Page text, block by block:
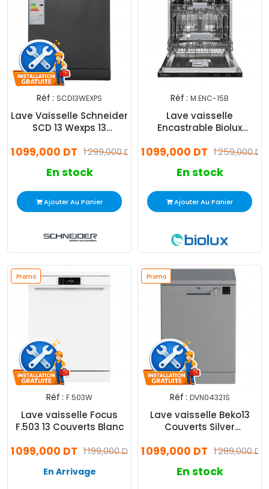
Réf : SCD13WEXPS
Lave Vaisselle Schneider
SCD 13 Wexps 13
1 299,000 DT
1 099,000 DT
En stock
Ajouter Au Panier
Réf : M.ENC-15B
Lave vaisselle
Encastrable Biolux
Blanc 1 259,000 DT
1 099,000 DT
En stock
Ajouter Au Panier
Promo
Réf : F.503W
Lave vaisselle Focus
F.503 13 Couverts Blanc
1 199,000 DT
1 099,000 DT
En Arrivage
Promo
Réf : DVN04321S
Lave vaisselle Beko13
Couverts Silver
1 289,000 DT
1 099,000 DT
En stock